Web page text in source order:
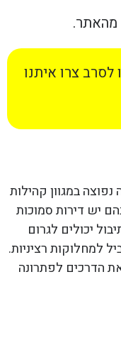
מהאתר.
צרו איתנו
במגוון קהילות
יש דירות סמוכות
יכולים לגרום
למחלוקות רציניות.
הדרכים לפתרונה